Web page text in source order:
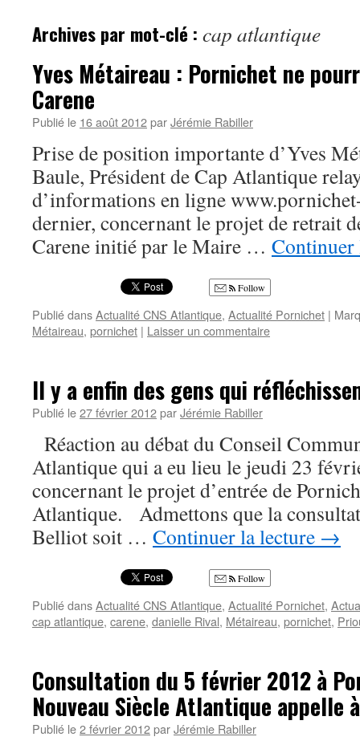
Archives par mot-clé : cap atlantique
Yves Métaireau : Pornichet ne
Carene
Publié le 16 août 2012parJérémie Rabiller
Prise de position importante d’Yves
Baule, Président de Cap Atlantique
d’informations en ligne
dernier, concernant le projet de retrait
Carene initié par le Maire …
Follow
Publié dansActualité CNS Atlantique, Actualité Pornichet |
Métaireau, pornichet | Laisser un commentaire
Il y a enfin des gens qui
Publié le27 février 2012parJérémie Rabiller
Réaction au débat du Conseil
Atlantique qui a eu lieu le jeudi 23
concernant le projet d’entrée de
Atlantique. Admettons que la
Belliot soit … Continuer la lecture →
Follow
Publié dansActualité CNS Atlantique, Actualité Pornichet,
cap atlantique, carene, danielle Rival, Métaireau, pornichet,
Consultation du 5 février 2012 à
Nouveau Siècle Atlantique appelle
Publié le2 février 2012parJérémie Rabiller